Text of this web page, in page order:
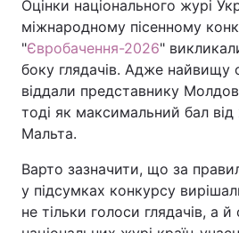
Оцінки національного журі
міжнародному пісенному
"Євробачення-2026"
боку глядачів. Адже найвищу
віддали представнику
тоді як максимальний бал
Мальта.
Варто зазначити, що за
у підсумках конкурсу
не тільки голоси глядачів, а й